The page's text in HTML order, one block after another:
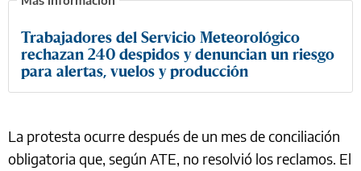
Trabajadores del Servicio Meteorológico
rechazan 240 despidos y denuncian un riesgo
para alertas, vuelos y producción
La protesta ocurre después de un mes de conciliación
obligatoria que, según ATE, no resolvió los reclamos. El